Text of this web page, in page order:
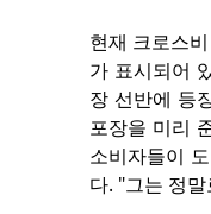
현재 크로스
가 표시되어
장 선반에 등
포장을 미리
소비자들이
다. "그는 정